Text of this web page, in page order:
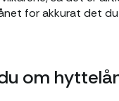
for akkurat det
om